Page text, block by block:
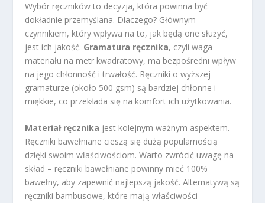
Wybór ręczników to decyzja, która powinna być
dokładnie przemyślana. Dlaczego? Głównym
czynnikiem, który wpływa na to, jak będą one służyć,
jest ich jakość. Gramatura ręcznika, czyli waga
materiału na metr kwadratowy, ma bezpośredni wpływ
na jego chłonność i trwałość. Ręczniki o wyższej
gramaturze (około 500 gsm) są bardziej chłonne i
miękkie, co przekłada się na komfort ich użytkowania.
Materiał ręcznika jest kolejnym ważnym aspektem.
Ręczniki bawełniane cieszą się dużą popularnością
dzięki swoim właściwościom. Warto zwrócić uwagę na
skład – ręczniki bawełniane powinny mieć 100%
bawełny, aby zapewnić najlepszą jakość. Alternatywą są
ręczniki bambusowe, które mają właściwości